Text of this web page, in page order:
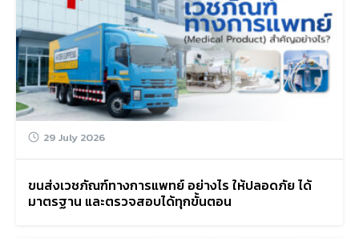
29 July 2026
ขนส่งเวชภัณฑ์ทางการแพทย์ อย่างไร ให้ปลอดภัย ได้
มาตรฐาน และตรวจสอบได้ทุกขั้นตอน